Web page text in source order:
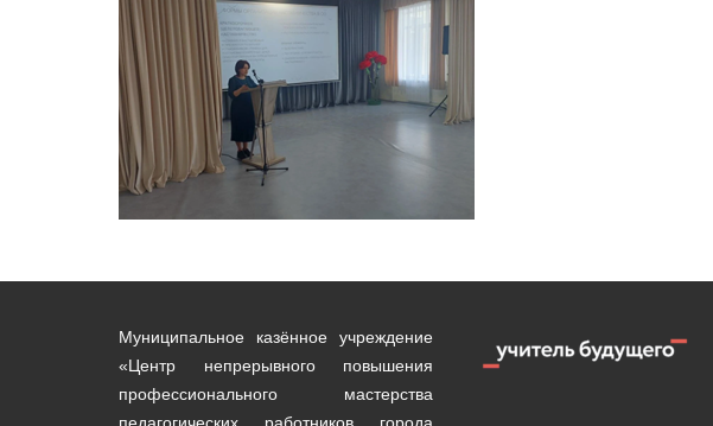
Муниципальное казённое учреждение
«Центр непрерывного повышения
профессионального мастерства